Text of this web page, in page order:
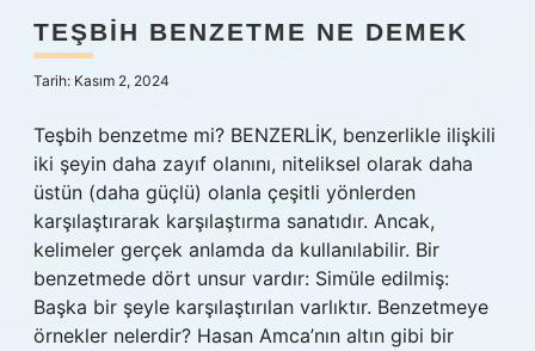
Hakkımızda
TEŞBIH BENZETME NE DEMEK
Tarih: Kasım 2, 2024
Teşbih benzetme mi? BENZERLİK, benzerlikle ilişkili
iki şeyin daha zayıf olanını, niteliksel olarak daha
üstün (daha güçlü) olanla çeşitli yönlerden
karşılaştırarak karşılaştırma sanatıdır. Ancak,
kelimeler gerçek anlamda da kullanılabilir. Bir
benzetmede dört unsur vardır: Simüle edilmiş:
Başka bir şeyle karşılaştırılan varlıktır. Benzetmeye
örnekler nelerdir? Hasan Amca’nın altın gibi bir